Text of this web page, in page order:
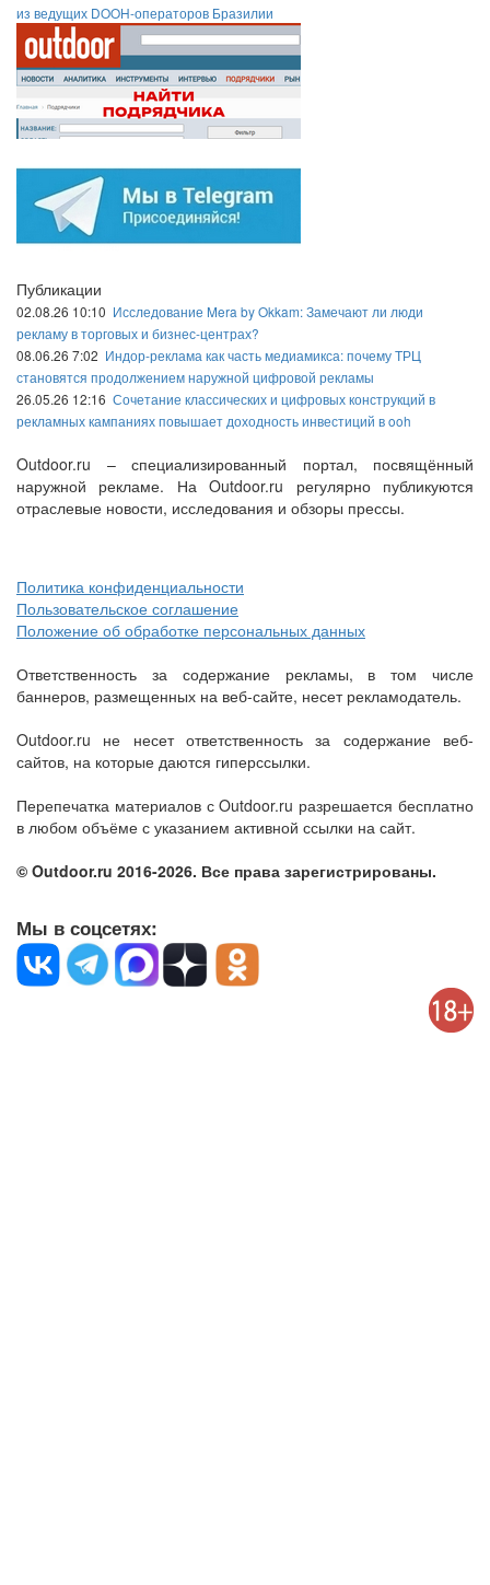
из ведущих DOOH-операторов Бразилии
Публикации
02.08.26 10:10 Исследование Mera by Okkam: Замечают ли люди
рекламу в торговых и бизнес-центрах?
08.06.26 7:02 Индор-реклама как часть медиамикса: почему ТРЦ
становятся продолжением наружной цифровой рекламы
26.05.26 12:16 Сочетание классических и цифровых конструкций в
рекламных кампаниях повышает доходность инвестиций в ooh
Outdoor.ru – специализированный портал, посвящённый
наружной рекламе. На Outdoor.ru регулярно публикуются
отраслевые новости, исследования и обзоры прессы.
Политика конфиденциальности
Пользовательское соглашение
Положение об обработке персональных данных
Ответственность за содержание рекламы, в том числе
баннеров, размещенных на веб-сайте, несет рекламодатель.
Outdoor.ru не несет ответственность за содержание веб-
сайтов, на которые даются гиперссылки.
Перепечатка материалов с Outdoor.ru разрешается бесплатно
в любом объёме с указанием активной ссылки на сайт.
© Outdoor.ru 2016-2026. Все права зарегистрированы.
Мы в соцсетях: